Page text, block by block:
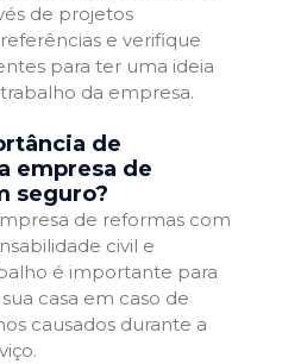
de projetos
e verifique
para ter uma ideia
da empresa.
de
empresa de
seguro?
de reformas com
civil e
é importante para
casa em caso de
causados durante a